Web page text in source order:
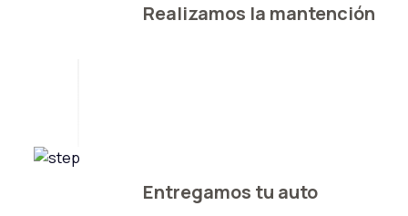
Realizamos la mantención
Entregamos tu auto